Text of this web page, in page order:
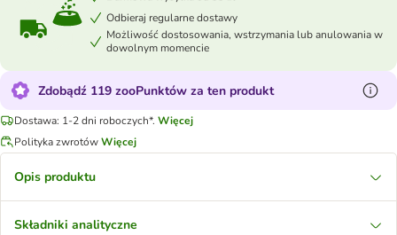
Odbieraj regularne dostawy
Możliwość dostosowania, wstrzymania lub anulowania w
dowolnym momencie
Zdobądź 119 zooPunktów za ten produkt
Dostawa: 1-2 dni roboczych*. Więcej
Polityka zwrotówWięcej
Opis produktu
Składniki analityczne